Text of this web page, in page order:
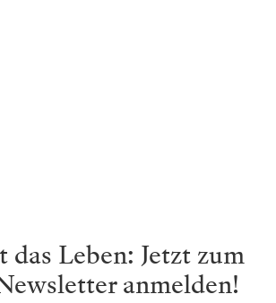
Leben: Jetzt zum
anmelden!